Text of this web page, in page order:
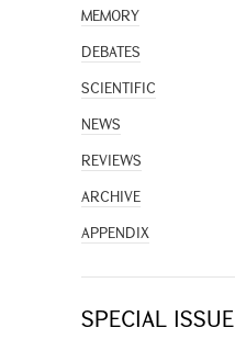
MEMORY
DEBATES
SCIENTIFIC
NEWS
REVIEWS
ARCHIVE
APPENDIX
SPECIAL ISSUE